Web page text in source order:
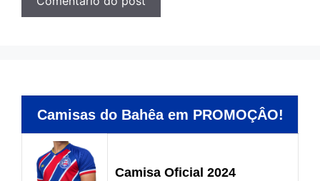
Camisas do Bahêa em PROMOÇÂO!
Camisa Oficial 2024